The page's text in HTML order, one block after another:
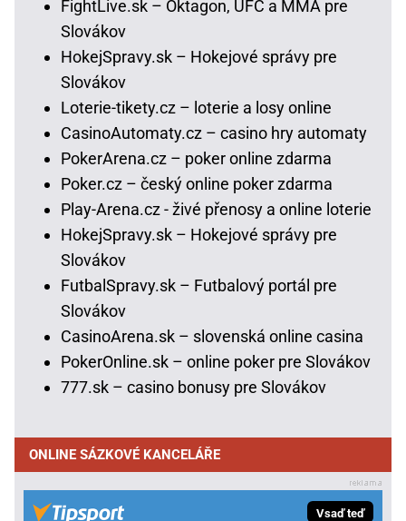
FightLive.sk – Oktagon, UFC a MMA pre
Slovákov
HokejSpravy.sk – Hokejové správy pre
Slovákov
Loterie-tikety.cz – loterie a losy online
CasinoAutomaty.cz – casino hry automaty
PokerArena.cz – poker online zdarma
Poker.cz – český online poker zdarma
Play-Arena.cz - živé přenosy a online loterie
HokejSpravy.sk – Hokejové správy pre
Slovákov
FutbalSpravy.sk – Futbalový portál pre
Slovákov
CasinoArena.sk – slovenská online casina
PokerOnline.sk – online poker pre Slovákov
777.sk – casino bonusy pre Slovákov
ONLINE SÁZKOVÉ KANCELÁŘE
Vsaď teď